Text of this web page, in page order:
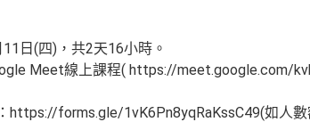
日(四)，共2天16小時。
Meet線上課程( https://meet.google.com/
https://forms.gle/1vK6Pn8yqRaKssC49(如人數